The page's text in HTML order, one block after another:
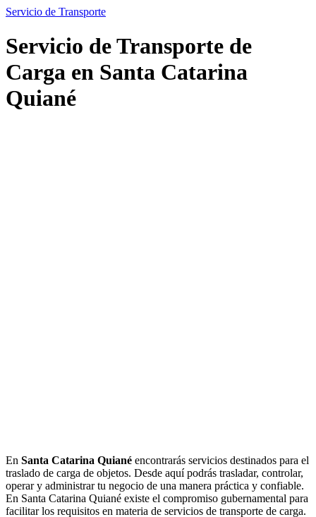
Servicio de Transporte
Servicio de Transporte de
Carga en Santa Catarina
Quiané
En Santa Catarina Quiané encontrarás servicios destinados para el
traslado de carga de objetos. Desde aquí podrás trasladar, controlar,
operar y administrar tu negocio de una manera práctica y confiable.
En Santa Catarina Quiané existe el compromiso gubernamental para
facilitar los requisitos en materia de servicios de transporte de carga.